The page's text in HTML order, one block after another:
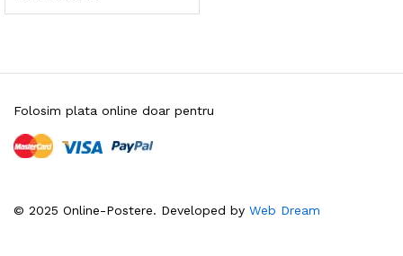
© 2025 Online-Postere. Developed by Web Dream
Folosim plata online doar pentru